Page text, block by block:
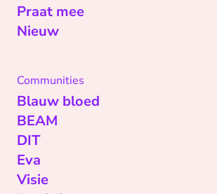
Praat mee
Nieuw
Communities
Blauw bloed
BEAM
DIT
Eva
Visie